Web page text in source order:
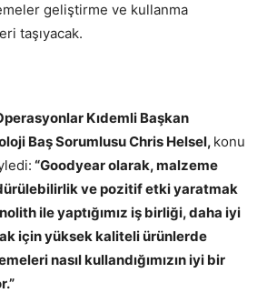
geliştirme ve kullanma
taşıyacak.
Kıdemli Başkan
Baş Sorumlusu Chris Helsel, konu
“Goodyear olarak, malzeme
ve pozitif etki yaratmak
ile yaptığımız iş birliği, daha iyi
için yüksek kaliteli ürünlerde
nasıl kullandığımızın iyi bir